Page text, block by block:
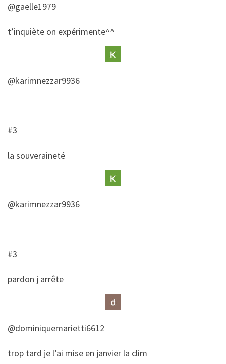
@gaelle1979
​​t’inquiète on expérimente^^
@karimnezzar9936
#3
​la souveraineté
@karimnezzar9936
#3
​pardon j arrête
@dominiquemarietti6612
​​trop tard je l’ai mise en janvier la clim